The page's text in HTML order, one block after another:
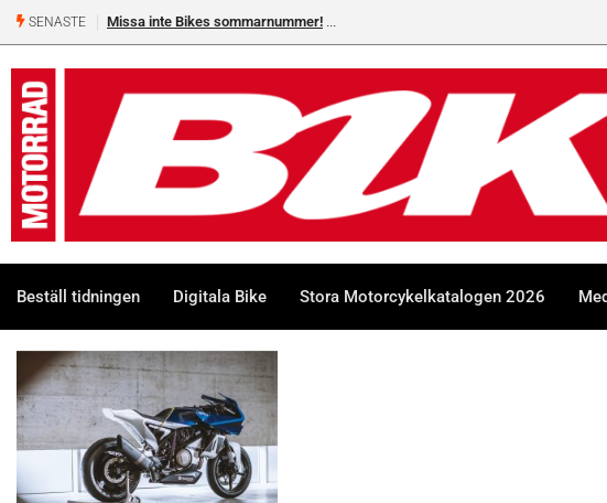
SENASTE Missa inte Bikes sommarnummer!
Beställ tidningen Digitala Bike Stora Motorcykelkatalogen 2026